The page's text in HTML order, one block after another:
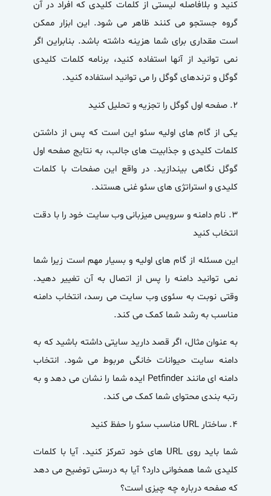
کنید و بلافاصله لیستی از کلمات کلیدی که افراد در آن
گروه جستجو می کنند ظاهر می شود. این ابزار ممکن
است مقداری برای شما هزینه داشته باشد. بنابراین اگر
نمی توانید از آنها استفاده کنید، برنامه کلمات کلیدی
گوگل و ترندهای گوگل را می توانید استفاده کنید.
۲. صفحه اول گوگل را تجزیه و تحلیل کنید
یکی از گام های اولیه سئو این است که پس از داشتن
کلمات کلیدی و جذابیت های جالب، به نتایج صفحه اول
گوگل نگاهی بیندازید. در واقع این صفحات با کلمات
کلیدی و استراتژی های سئو غنی هستند.
۳. نام دامنه و سرویس میزبانی وب سایت خود را با دقت
انتخاب کنید
این مسئله از گام های اولیه و بسیار مهم است زیرا شما
نمی توانید دامنه را پس از اتصال به آن تغییر دهید.
وقتی نوبت به سئوی وب سایت می رسد، انتخاب دامنه
مناسب به رشد شما کمک می کند.
به عنوان مثال، اگر قصد دارید سایتی داشته باشید که به
دامنه سایت حیوانات خانگی مربوط می شود. انتخاب
دامنه ای مانند Petfinder ایده شما را نشان می دهد و به
رتبه بندی محتوای شما کمک می کند.
۴. ساختار URL مناسب سئو را حفظ کنید
شما باید روی URL های خود تمرکز کنید. آیا با کلمات
کلیدی شما همخوانی دارد؟ آیا به درستی توضیح می دهد
که صفحه درباره چه چیزی است؟